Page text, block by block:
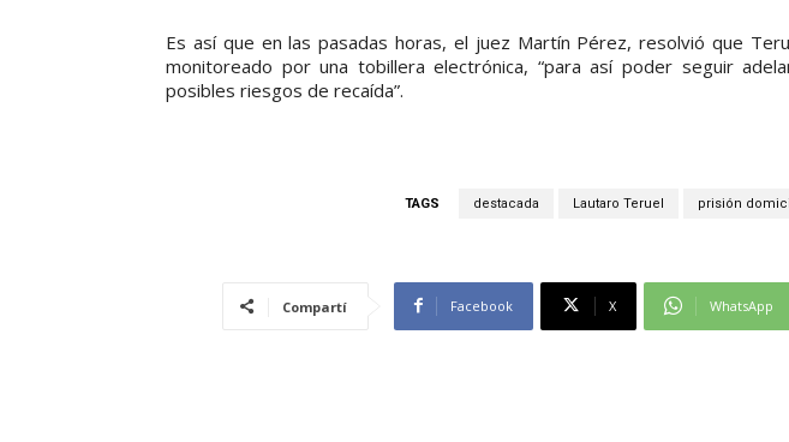
Es así que en las pasadas horas, el juez Martín Pérez, resolvió que
monitoreado por una tobillera electrónica, “para así poder seguir
posibles riesgos de recaída”.
TAGS destacada Lautaro Teruel prisión
Compartí Facebook X WhatsApp